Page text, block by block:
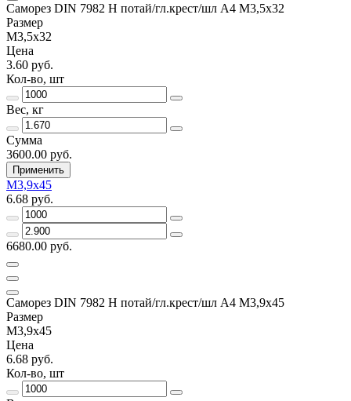
Саморез DIN 7982 H потай/гл.крест/шл А4 М3,5х32
Размер
М3,5х32
Цена
3.60 руб.
Кол-во, шт
Вес, кг
Сумма
3600.00 руб.
Применить
М3,9х45
6.68 руб.
6680.00 руб.
Саморез DIN 7982 H потай/гл.крест/шл А4 М3,9х45
Размер
М3,9х45
Цена
6.68 руб.
Кол-во, шт